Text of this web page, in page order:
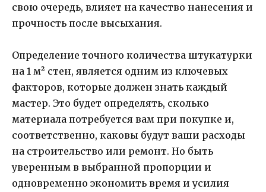
свою очередь, влияет на качество нанесения и
прочность после высыхания.
Определение точного количества штукатурки
на 1 м² стен, является одним из ключевых
факторов, которые должен знать каждый
мастер. Это будет определять, сколько
материала потребуется вам при покупке и,
соответственно, каковы будут ваши расходы
на строительство или ремонт. Но быть
уверенным в выбранной пропорции и
одновременно экономить время и усилия